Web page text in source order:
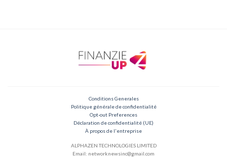
Conditions Generales
Politique générale de confidentialité
Opt-out Preferences
Déclaration de confidentialité (UE)
À propos de l'entreprise
ALPHAZEN TECHNOLOGIES LIMITED
Email: networknewsinc@gmail.com